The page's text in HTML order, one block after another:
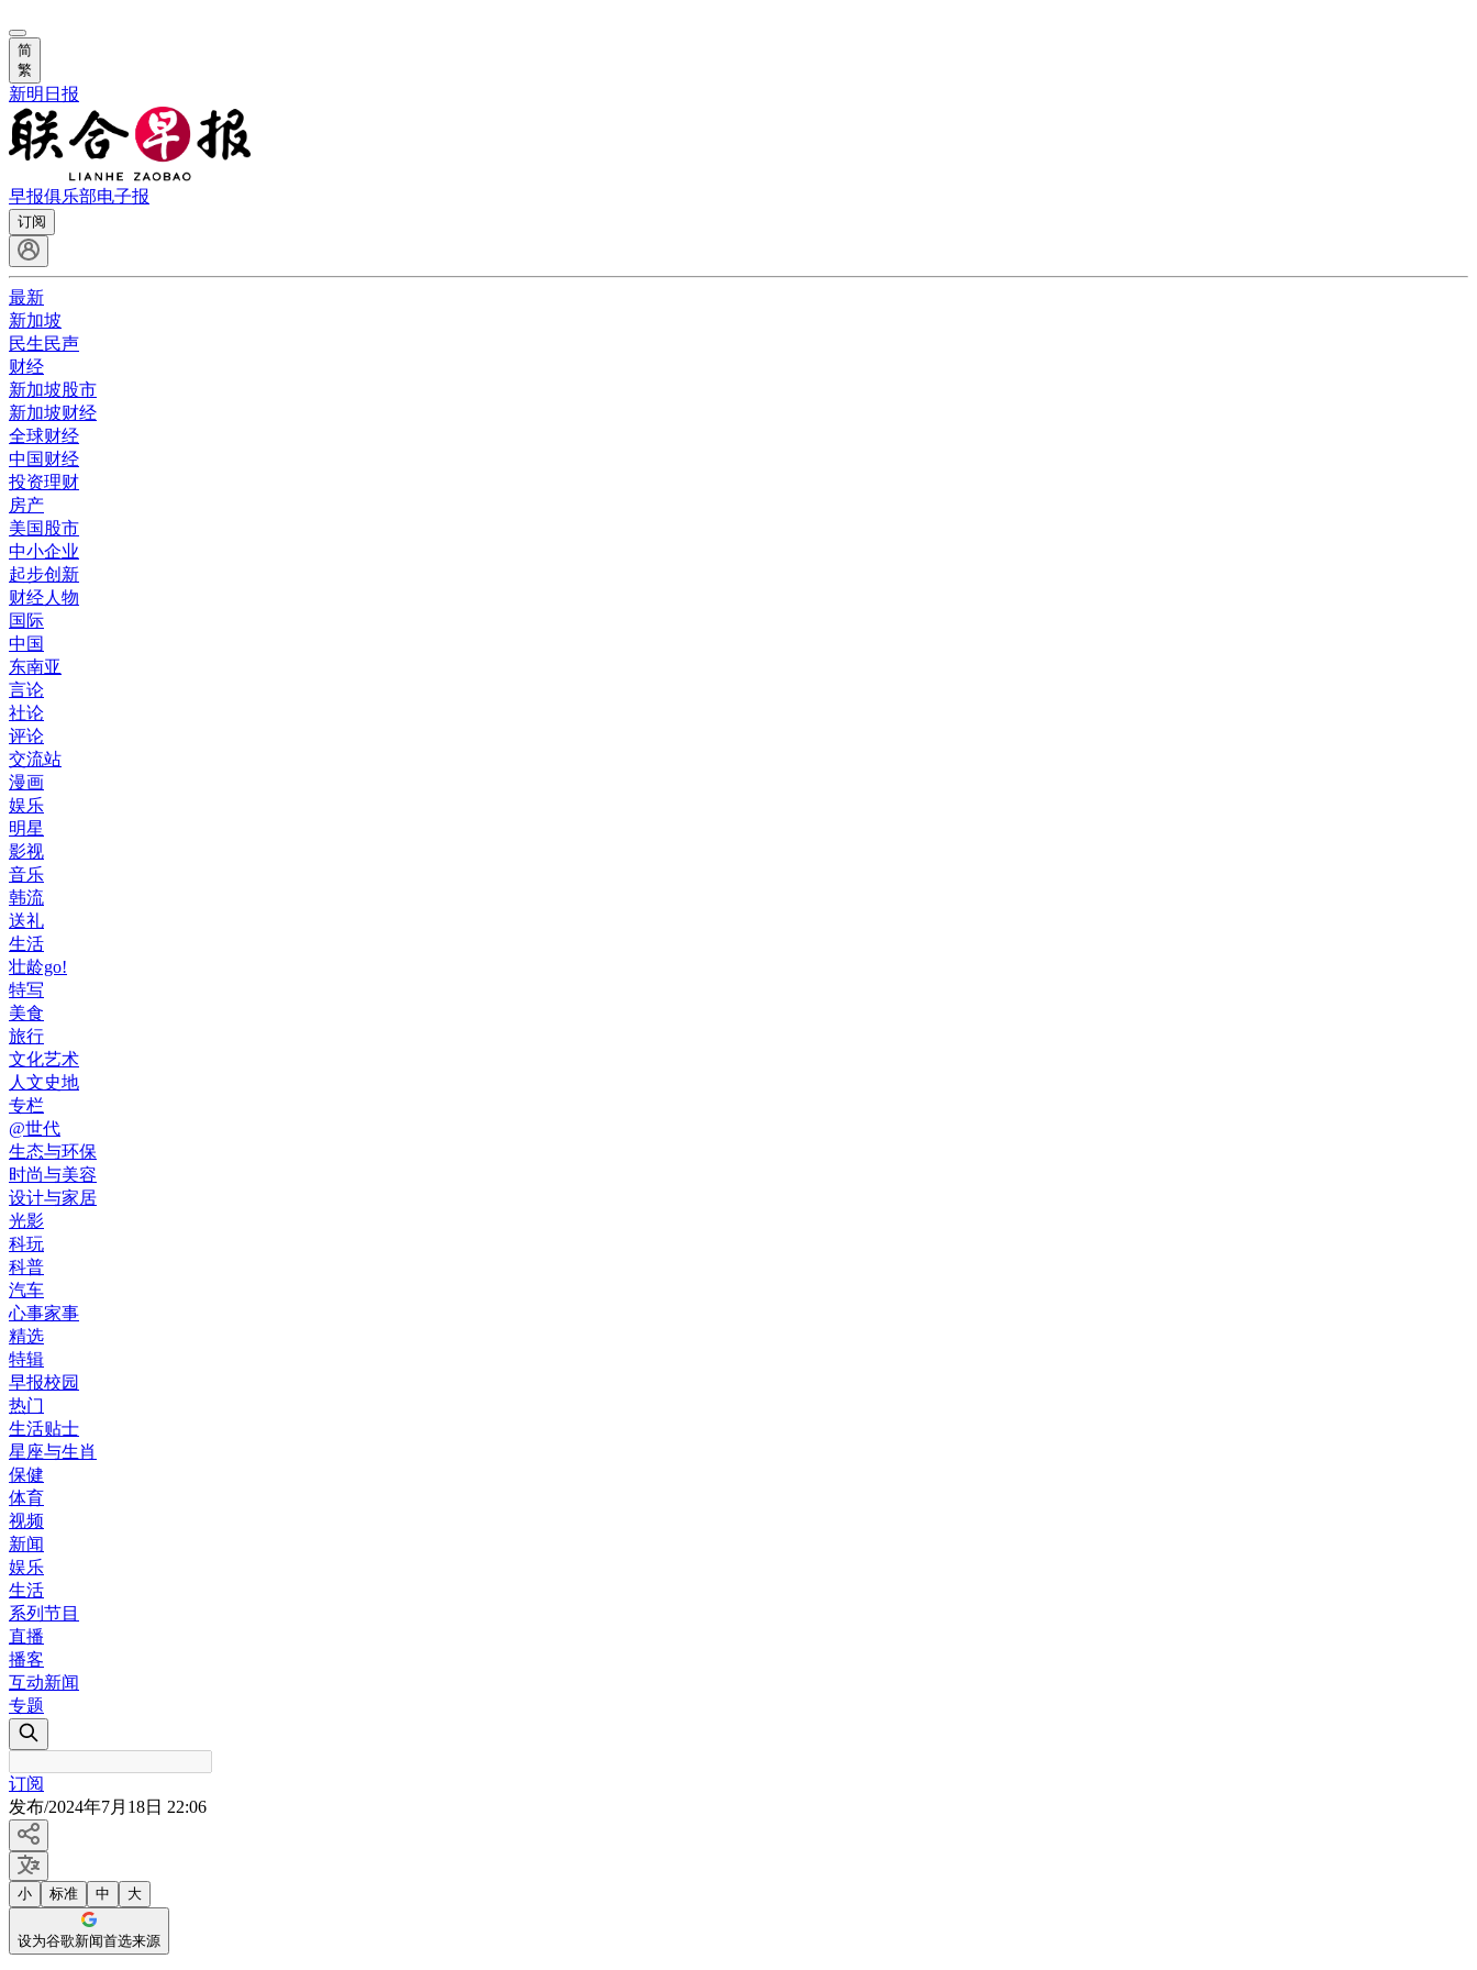
简
繁
新明日报
早报俱乐部电子报
订阅
最新
新加坡
民生民声
财经
新加坡股市
新加坡财经
全球财经
中国财经
投资理财
房产
美国股市
中小企业
起步创新
财经人物
国际
中国
东南亚
言论
社论
评论
交流站
漫画
娱乐
明星
影视
音乐
韩流
送礼
生活
壮龄go!
特写
美食
旅行
文化艺术
人文史地
专栏
@世代
生态与环保
时尚与美容
设计与家居
光影
科玩
科普
汽车
心事家事
精选
特辑
早报校园
热门
生活贴士
星座与生肖
保健
体育
视频
新闻
娱乐
生活
系列节目
直播
播客
互动新闻
专题
订阅
发布/2024年7月18日 22:06
小 标准 中 大
设为谷歌新闻首选来源